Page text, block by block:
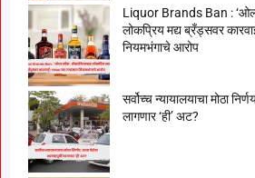
Liquor Brands Ban :
लोकप्रिय मद्य ब्रँड्सवर
नियमभंगाचे आरोप
सर्वोच्च न्यायालयाचा मोठा
लागणार ‘ही’ अट?